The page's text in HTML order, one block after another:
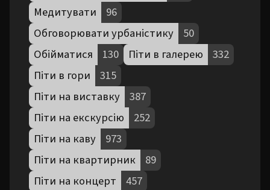
Медитувати
96
Обговорювати урбаністику
50
Обійматися
130 Піти в галерею
332
Піти в гори
315
Піти на виставку
387
Піти на екскурсію
252
Піти на каву
973
Піти на квартирник
89
Піти на концерт
457